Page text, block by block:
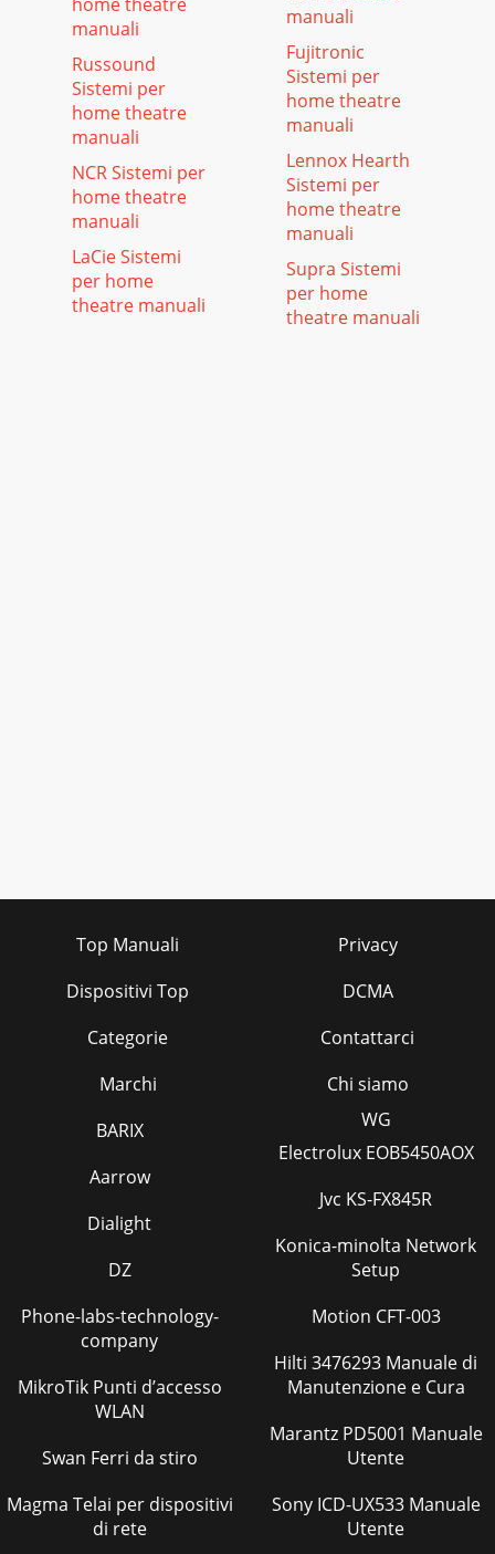
manuali
Russound
Sistemi per
home theatre
manuali
NCR Sistemi per
home theatre
manuali
LaCie Sistemi
per home
theatre manuali
manuali
Fujitronic
Sistemi per
home theatre
manuali
Lennox Hearth
Sistemi per
home theatre
manuali
Supra Sistemi
per home
theatre manuali
Top Manuali
Dispositivi Top
Categorie
Marchi
Privacy
DCMA
Contattarci
Chi siamo
BARIX
Aarrow
Dialight
DZ
Phone-labs-technology-
company
MikroTik Punti d’accesso
WLAN
Swan Ferri da stiro
Magma Telai per dispositivi
di rete
WG
Electrolux EOB5450AOX
Jvc KS-FX845R
Konica-minolta Network
Setup
Motion CFT-003
Hilti 3476293 Manuale di
Manutenzione e Cura
Marantz PD5001 Manuale
Utente
Sony ICD-UX533 Manuale
Utente